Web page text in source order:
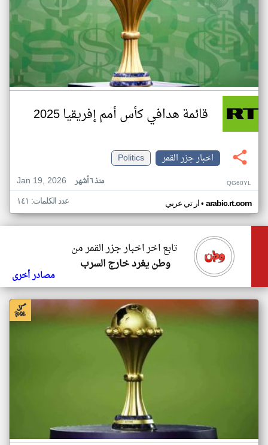
قائمة هدافي كأس أمم إفريقيا 2025
اخبار جزر القمر
Politics
Jan 19, 2026
منذ ٦ أشهر QG60YL
ار تي عربي• arabic.rt.com عدد الكلمات: ١٤١
تابع اخر اخبار جزر القمر من
وطن يغرد خارج السرب
مصادر أخرى